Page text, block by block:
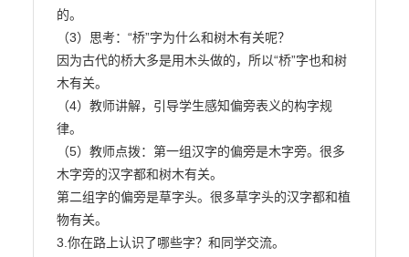
的。
（3）思考：“桥”字为什么和树木有关呢？
因为古代的桥大多是用木头做的，所以“桥”字也和树
木有关。
（4）教师讲解，引导学生感知偏旁表义的构字规
律。
（5）教师点拨：第一组汉字的偏旁是木字旁。很多
木字旁的汉字都和树木有关。
第二组字的偏旁是草字头。很多草字头的汉字都和植
物有关。
3.你在路上认识了哪些字？和同学交流。